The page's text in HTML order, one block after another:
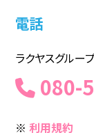
電話
ラクヤスグルー
080-
※利用規約